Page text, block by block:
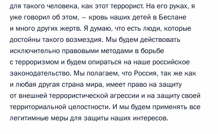
для такого человека, как этот террорист. На его руках, я
уже говорил об этом, – кровь наших детей в Беслане
и много других жертв. Я думаю, что есть люди, которые
достойны такого возмездия. Мы будем действовать
исключительно правовыми методами в борьбе
с терроризмом и будем опираться на наше российское
законодательство. Мы полагаем, что Россия, так же как
и любая другая страна мира, имеет право на защиту
от внешней террористической агрессии и на защиту своей
территориальной целостности. И мы будем применять все
легитимные меры для защиты наших интересов.